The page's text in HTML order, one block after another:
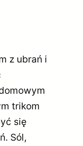
z ubrań i
trikom
się
Sól,